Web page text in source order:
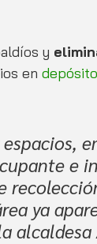
y
en
e
ya
alcaldesa